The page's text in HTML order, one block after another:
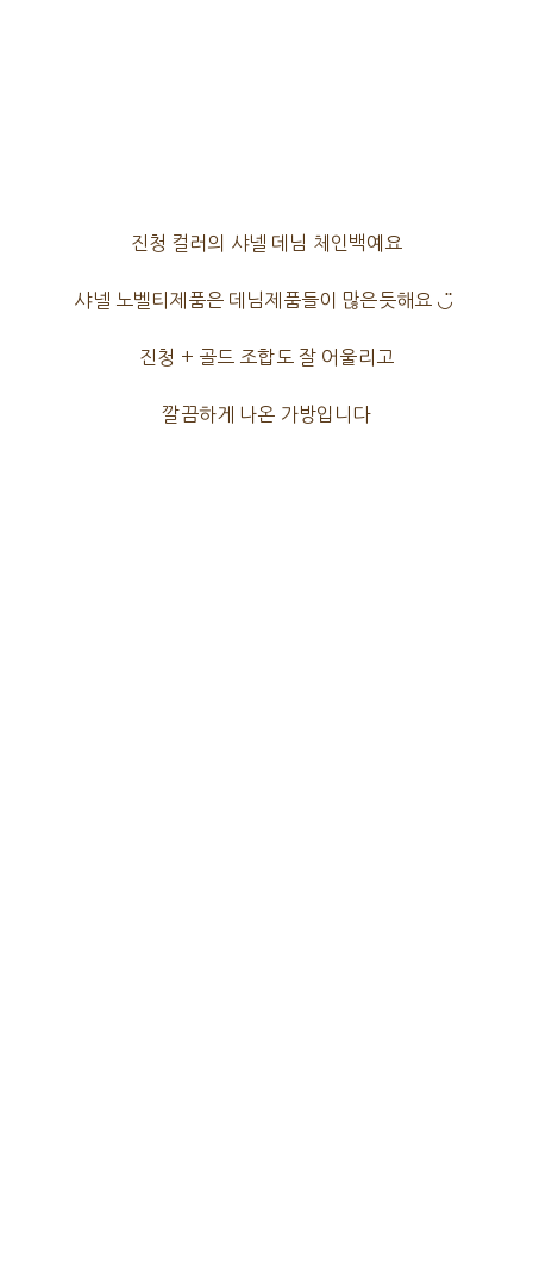
진청 컬러의 샤넬 데님 체인백예요
샤넬 노벨티제품은 데님제품들이 많은듯해요 ◡̈
진청 + 골드 조합도 잘 어울리고
깔끔하게 나온 가방입니다